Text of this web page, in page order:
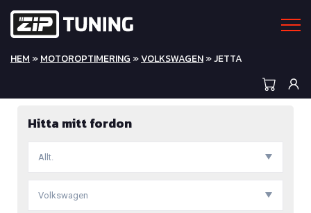
HEM »MOTOROPTIMERING »VOLKSWAGEN» JETTA
Hitta mitt fordon
Allt.
Volkswagen